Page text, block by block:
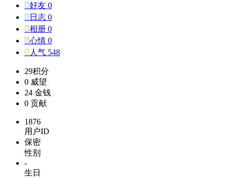
好友 0
 日志 0
相册 0
心情 0
 人气 548
29积分
0 威望
24 金钱
0 贡献
1876
用户ID
保密
性别
-
生日